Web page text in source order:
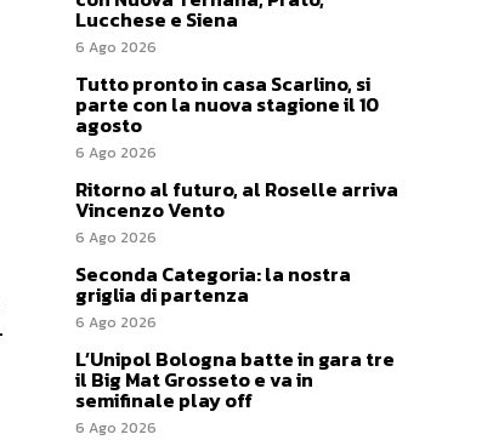
Lucchese e Siena
6 Ago 2026
Tutto pronto in casa Scarlino, si
parte con la nuova stagione il 10
agosto
6 Ago 2026
Ritorno al futuro, al Roselle arriva
Vincenzo Vento
6 Ago 2026
Seconda Categoria: la nostra
griglia di partenza
6 Ago 2026
L’Unipol Bologna batte in gara tre
il Big Mat Grosseto e va in
semifinale play off
6 Ago 2026